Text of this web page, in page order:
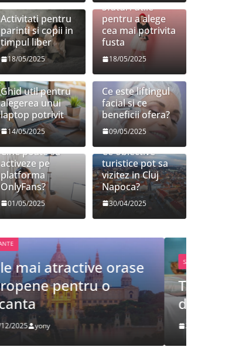
Activitati pentru
parinti si copii in
timpul liber
18/05/2025
Sfaturi utile
pentru a alege
cea mai potrivita
fusta
18/05/2025
Ghid util pentru
alegerea unui
laptop potrivit
14/05/2025
Ce este liftingul
facial si ce
beneficii ofera?
09/05/2025
Cine poate sa
activeze pe
platforma
OnlyFans?
01/05/2025
Ce obiective
turistice pot sa
vizitez in Cluj
Napoca?
30/04/2025
SANATATE
Tot ce trebuie sa stii
despre bolile copilariei
26/12/2025 yony